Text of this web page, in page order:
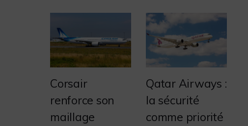
Corsair
renforce son
maillage
Qatar Airways :
la sécurité
comme priorité